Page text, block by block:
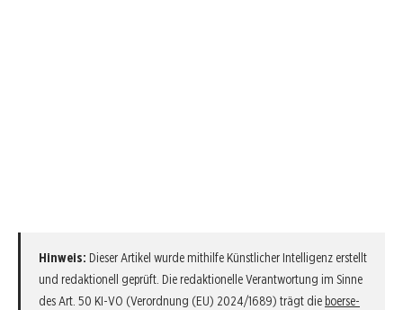
Hinweis: Dieser Artikel wurde mithilfe Künstlicher Intelligenz erstellt
und redaktionell geprüft. Die redaktionelle Verantwortung im Sinne
des Art. 50 KI-VO (Verordnung (EU) 2024/1689) trägt die boerse-